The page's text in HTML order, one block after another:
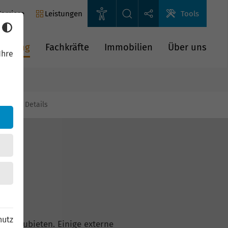
Leistungen Tools
Fachkräfte Immobilien Über uns
Details
anzubieten. Einige externe